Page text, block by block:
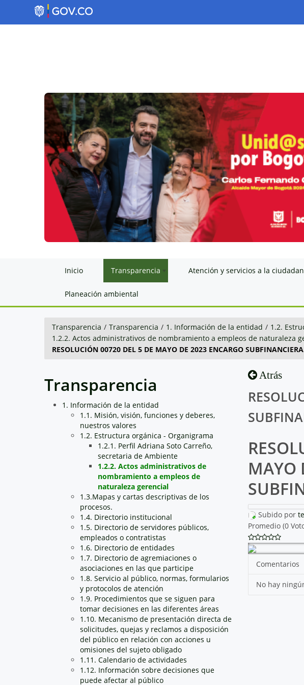
Inicio Transparencia Atención y servicios a la
Planeación ambiental
Transparencia / Transparencia / 1. Información de la entidad / 1.2.
1.2.2. Actos administrativos de nombramiento a empleos de naturaleza
RESOLUCIÓN 00720 DEL 5 DE MAYO DE 2023 ENCARGO
Transparencia
1. Información de la entidad
1.1. Misión, visión, funciones y deberes,
nuestros valores
1.2. Estructura orgánica - Organigrama
1.2.1. Perfil Adriana Soto Carreño,
secretaria de Ambiente
1.2.2. Actos administrativos de
nombramiento a empleos de
naturaleza gerencial
1.3.Mapas y cartas descriptivas de los
procesos.
1.4. Directorio institucional
1.5. Directorio de servidores públicos,
empleados o contratistas
1.6. Directorio de entidades
1.7. Directorio de agremiaciones o
asociaciones en las que participe
1.8. Servicio al público, normas, formularios
y protocolos de atención
1.9. Procedimientos que se siguen para
tomar decisiones en las diferentes áreas
1.10. Mecanismo de presentación directa de
solicitudes, quejas y reclamos a disposición
del público en relación con acciones u
omisiones del sujeto obligado
1.11. Calendario de actividades
1.12. Información sobre decisiones que
puede afectar al público
Atrás
MAYO
Subido por
Promedio (0
Comentarios
No hay